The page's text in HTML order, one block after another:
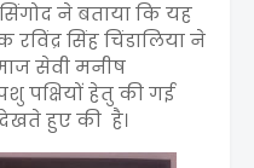
सिंगोद ने बताया कि यह
सिंह चिंडालिया ने
सेवी मनीष
पशु पक्षियों हेतु की गई
हुए की है।